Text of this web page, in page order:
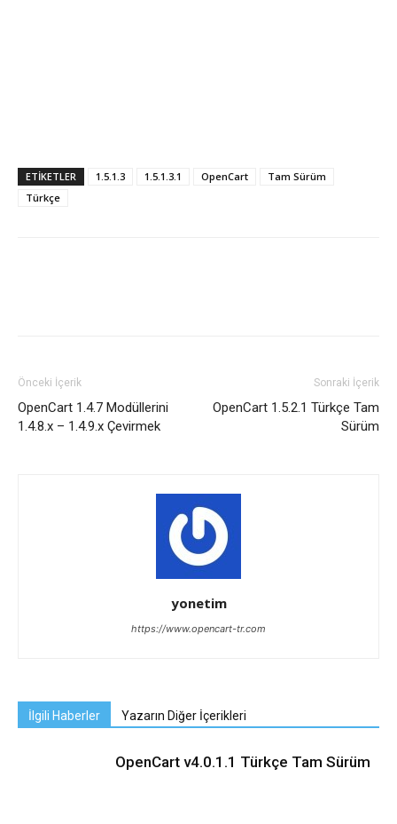
ETIKETLER 1.5.1.3 1.5.1.3.1 OpenCart
Tam Sürüm
Türkçe
Önceki İçerik
OpenCart 1.4.7 Modüllerini
1.4.8.x – 1.4.9.x Çevirmek
Sonraki İçerik
OpenCart 1.5.2.1 Türkçe Tam
Sürüm
yonetim
https://www.opencart-tr.com
İlgili Haberler Yazarın Diğer İçerikleri
OpenCart v4.0.1.1 Türkçe Tam Sürüm